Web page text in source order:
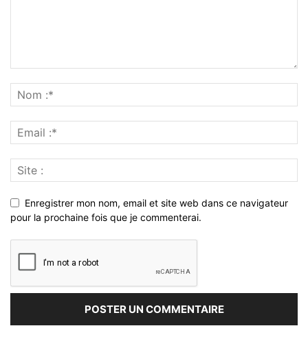
Enregistrer mon nom, email et site web dans ce navigateur
pour la prochaine fois que je commenterai.